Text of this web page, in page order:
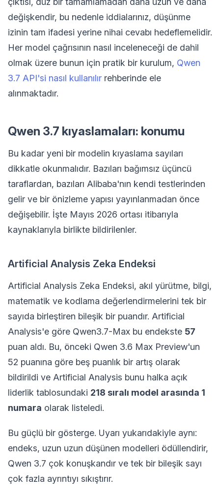
değişkendir, bu nedenle iddialarınız, düşünme
izinin tam ifadesi yerine nihai cevabı hedeflemelidir.
Her model çağrısının nasıl inceleneceği de dahil
olmak üzere bunun için pratik bir kurulum, Qwen
3.7 API'si nasıl kullanılır rehberinde ele
alınmaktadır.
Qwen 3.7 kıyaslamaları: konumu
Bu kadar yeni bir modelin kıyaslama sayıları
dikkatle okunmalıdır. Bazıları bağımsız üçüncü
taraflardan, bazıları Alibaba'nın kendi testlerinden
gelir ve bir önizleme yapısı yayınlanmadan önce
değişebilir. İşte Mayıs 2026 ortası itibarıyla
kaynaklarıyla birlikte bildirilenler.
Artificial Analysis Zeka Endeksi
Artificial Analysis Zeka Endeksi, akıl yürütme, bilgi,
matematik ve kodlama değerlendirmelerini tek bir
sayıda birleştiren bileşik bir puandır. Artificial
Analysis'e göre Qwen3.7-Max bu endekste 57
puan aldı. Bu, önceki Qwen 3.6 Max Preview'un
52 puanına göre beş puanlık bir artış olarak
bildirildi ve Artificial Analysis bunu halka açık
liderlik tablosundaki 218 sıralı model arasında 1
numara olarak listeledi.
Bu güçlü bir gösterge. Uyarı yukarıdakiyle aynı:
endeks, uzun uzun düşünen modelleri ödüllendirir,
Qwen 3.7 çok konuşkandır ve tek bir bileşik sayı
çok fazla ayrıntıyı sıkıştırır.